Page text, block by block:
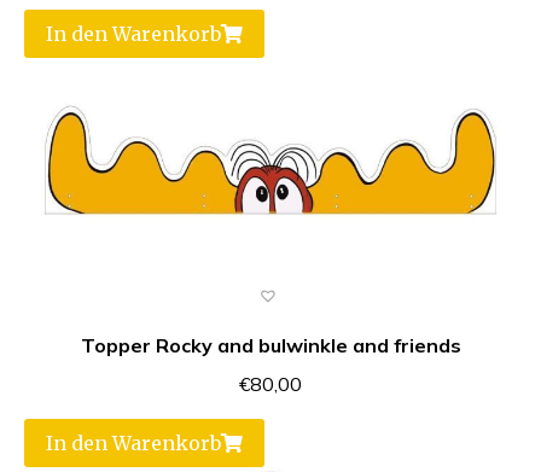
In den Warenkorb
Topper Rocky and bulwinkle and friends
€80,00
In den Warenkorb